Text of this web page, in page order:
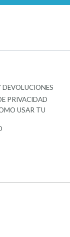
PRIVACIDAD
USAR TU